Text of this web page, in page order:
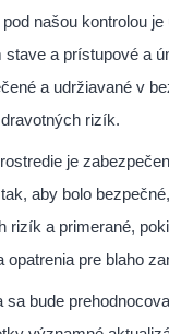
našou kontrolou
stave a prístupové a
a udržiavané v
rizík.
je
aby bolo
rizík a primerané,
opatrenia pre blaho
sa bude